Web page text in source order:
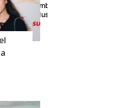
Ayah Sambung Syifa Hadju di
Tulus Mendampingi
2026